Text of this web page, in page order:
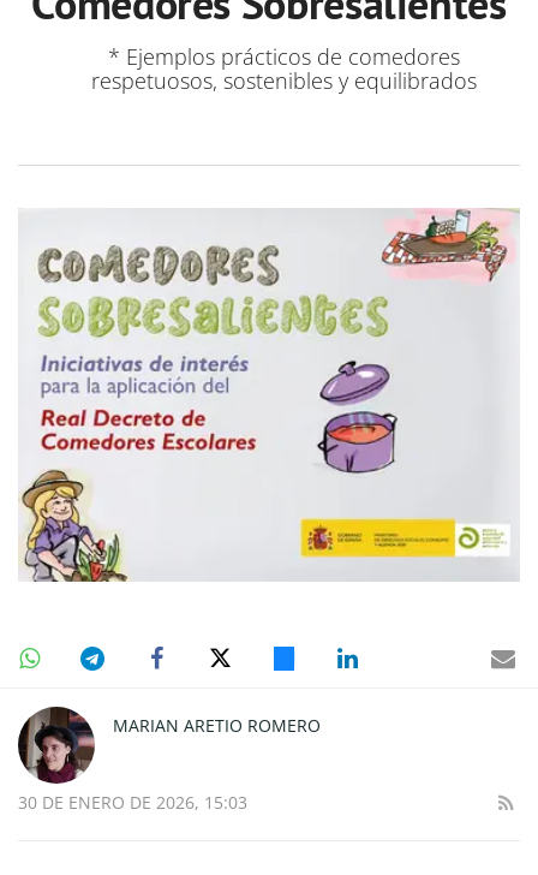
* Ejemplos prácticos de comedores
respetuosos, sostenibles y equilibrados
MARIAN ARETIO ROMERO
30 DE ENERO DE 2026, 15:03